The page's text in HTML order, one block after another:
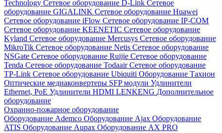
Technology Сетевое оборудование D-Link Сетевое
оборудование GIGALINK Сетевое оборудование Huawei
Сетевое оборудование iFlow Сетевое оборудование IP-COM
Сетевое оборудование KEENETIC Сетевое оборудование
Kyland Сетевое оборудование Mercusys Сетевое оборудование
MikroTik Сетевое оборудование Netis Сетевое оборудование
NSGate Сетевое оборудование Ruijie Сетевое оборудование
Tenda Сетевое оборудование TodaairСетевое оборудование
TP-Link Сетевое оборудование Ubiquiti Оборудование Тахион
Оптические медиаконвертеры SFP модули Удлинители
Ethernet, PoE Удлинители HDMI LENKENG Дополнительное
оборудование
Охранно-пожарное оборудование
Оборудование Ademco Оборудование Ajax Оборудование
ATIS Оборудование Aupax Оборудование AX PRO